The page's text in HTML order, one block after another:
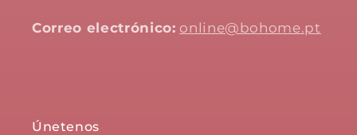
Correo electrónico: online@bohome.pt
Únetenos